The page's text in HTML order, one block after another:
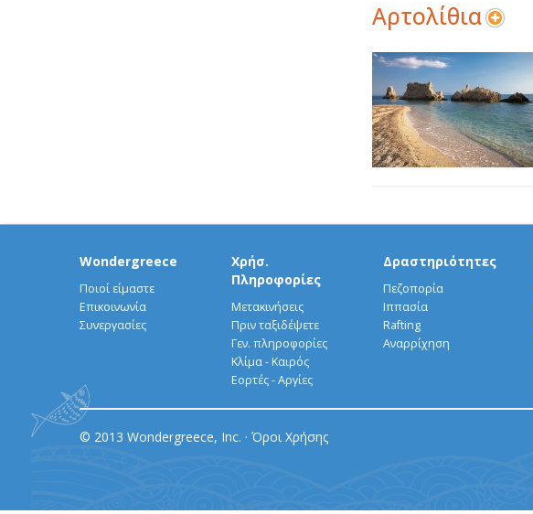
Αρτολίθια
Wondergreece
Ποιοί είμαστε
Επικοινωνία
Συνεργασίες
Χρήσ.
Πληροφορίες
Μετακινήσεις
Πριν ταξιδέψετε
Γεν. πληροφορίες
Κλίμα - Καιρός
Εορτές - Αργίες
Δραστηριότητες
Πεζοπορία
Ιππασία
Rafting
Αναρρίχηση
© 2013 Wondergreece, Inc. · Όροι Χρήσης